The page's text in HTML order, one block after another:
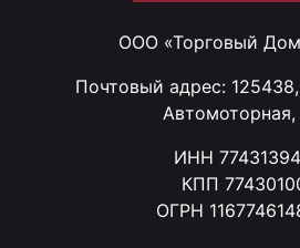
ООО «Торговый
Почтовый адрес:
Автомоторная,
ИНН
КПП
ОГРН